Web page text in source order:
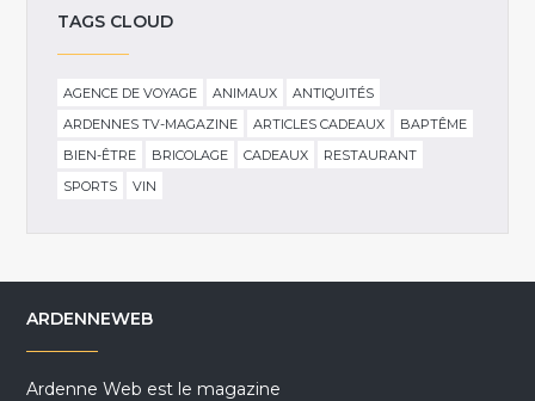
TAGS CLOUD
AGENCE DE VOYAGE ANIMAUX
ANTIQUITÉS
ARDENNES TV-MAGAZINE
ARTICLES CADEAUX
BAPTÊME
BIEN-ÊTRE
BRICOLAGE CADEAUX
RESTAURANT
SPORTS
VIN
ARDENNEWEB
Ardenne Web est le magazine